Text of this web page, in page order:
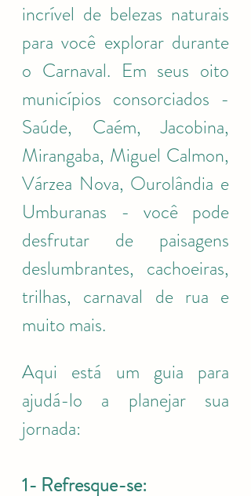
incrível de belezas naturais
para você explorar durante
o Carnaval. Em seus oito
municípios consorciados -
Saúde, Caém, Jacobina,
Mirangaba, Miguel Calmon,
Várzea Nova, Ourolândia e
Umburanas - você pode
desfrutar de paisagens
deslumbrantes, cachoeiras,
trilhas, carnaval de rua e
muito mais.
Aqui está um guia para
ajudá-lo a planejar sua
jornada:
1- Refresque-se: